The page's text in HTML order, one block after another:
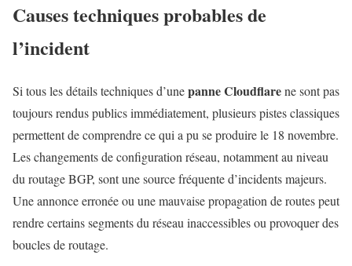
Causes techniques probables de
l’incident
Si tous les détails techniques d’unepanne Cloudflarene sont pas
toujours rendus publics immédiatement, plusieurs pistes classiques
permettent de comprendre ce qui a pu se produire le 18 novembre.
Les changements de configuration réseau, notamment au niveau
du routage BGP, sont une source fréquente d’incidents majeurs.
Une annonce erronée ou une mauvaise propagation de routes peut
rendre certains segments du réseau inaccessibles ou provoquer des
boucles de routage.